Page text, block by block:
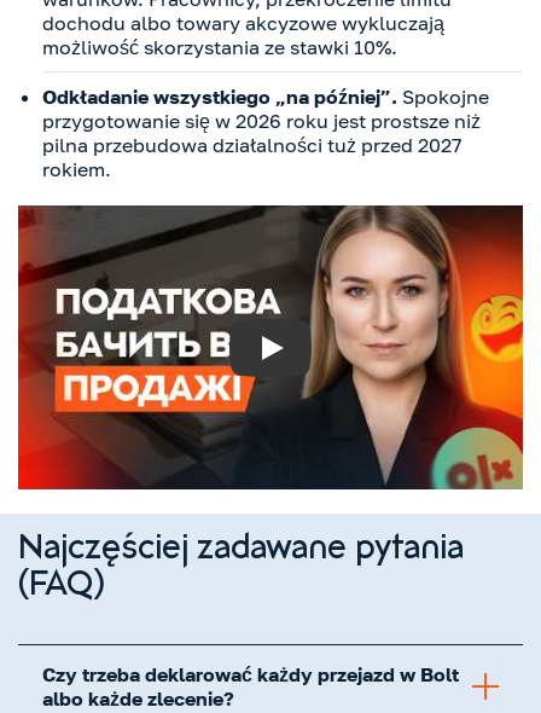
dochodu albo towary akcyzowe wykluczają
możliwość skorzystania ze stawki 10%.
Odkładanie wszystkiego „na później”. Spokojne
przygotowanie się w 2026 roku jest prostsze niż
pilna przebudowa działalności tuż przed 2027
rokiem.
Play
Najczęściej zadawane pytania
(FAQ)
Czy trzeba deklarować każdy przejazd w Bolt
albo każde zlecenie?